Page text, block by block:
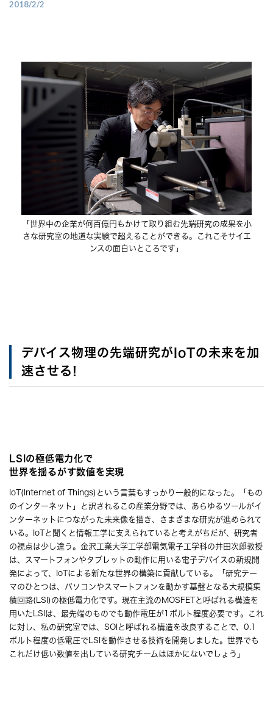
2018/2/2
「世界中の企業が何百億円もかけて取り組む先端研究の成果を小
さな研究室の地道な実験で超えることができる。これこそサイエ
ンスの面白いところです」
デバイス物理の先端研究がIoTの未来を加
速させる!
LSIの極低電力化で
世界を揺るがす数値を実現
IoT(Internet of Things)という言葉もすっかり一般的になった。「もの
のインターネット」と訳されるこの産業分野では、あらゆるツールがイ
ンターネットにつながった未来像を描き、さまざまな研究が進められて
いる。IoTと聞くと情報工学に支えられていると考えがちだが、研究者
の視点は少し違う。金沢工業大学工学部電気電子工学科の井田次郎教授
は、スマートフォンやタブレットの動作に用いる電子デバイスの新規開
発によって、IoTによる新たな世界の構築に貢献している。「研究テー
マのひとつは、パソコンやスマートフォンを動かす基盤となる大規模集
積回路(LSI)の極低電力化です。現在主流のMOSFETと呼ばれる構造を
用いたLSIは、最先端のものでも動作電圧が1ボルト程度必要です。これ
に対し、私の研究室では、SOIと呼ばれる構造を改良することで、0.1
ボルト程度の低電圧でLSIを動作させる技術を開発しました。世界でも
これだけ低い数値を出している研究チームはほかにないでしょう」